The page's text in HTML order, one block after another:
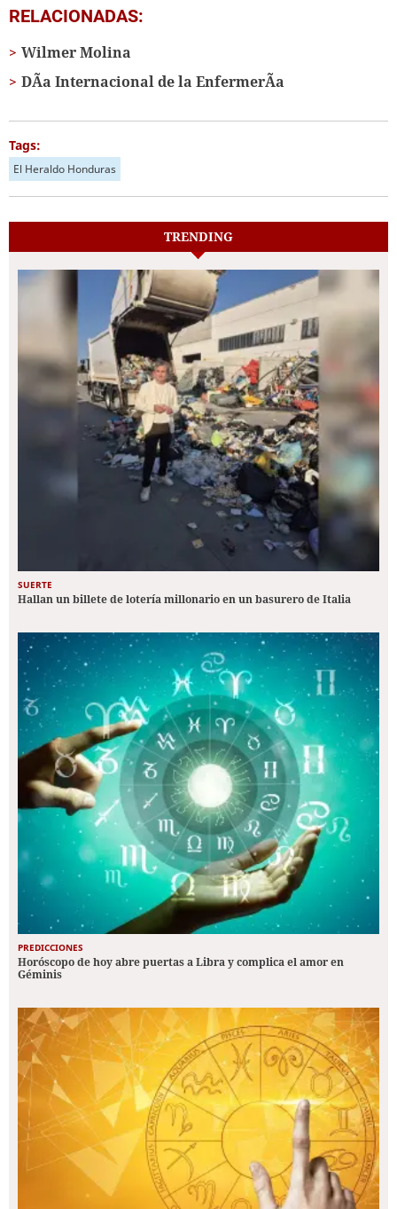
RELACIONADAS:
Wilmer Molina
DÃ­a Internacional de la EnfermerÃ­a
Tags:
El Heraldo Honduras
TRENDING
SUERTE
Hallan un billete de lotería millonario en un basurero de Italia
PREDICCIONES
Horóscopo de hoy abre puertas a Libra y complica el amor en
Géminis